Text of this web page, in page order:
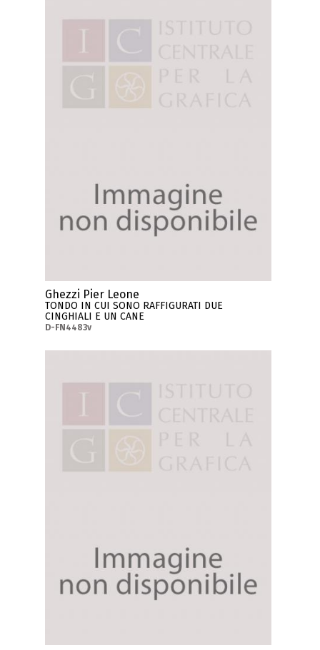
Ghezzi Pier Leone
TONDO IN CUI SONO RAFFIGURATI DUE
CINGHIALI E UN CANE
D-FN4483v